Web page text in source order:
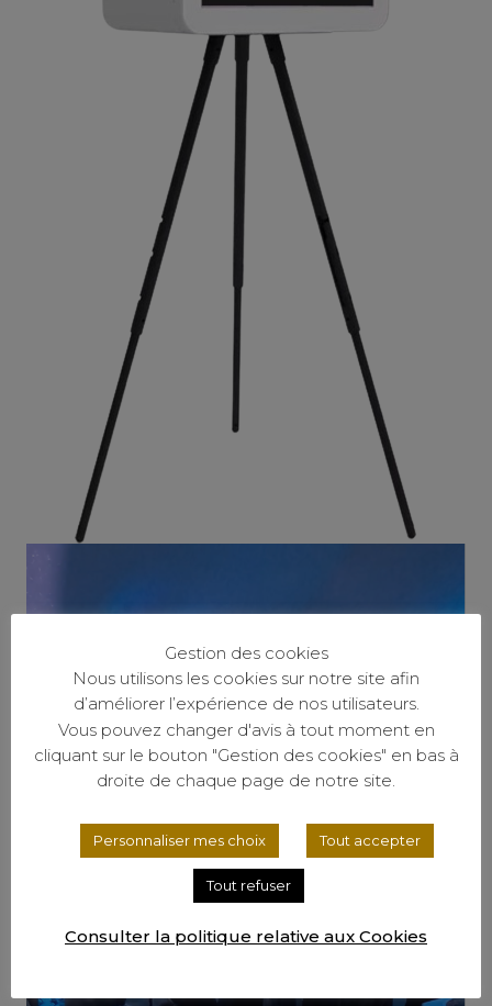
Gestion des cookies
Nous utilisons les cookies sur notre site afin
d’améliorer l’expérience de nos utilisateurs.
Vous pouvez changer d'avis à tout moment en
cliquant sur le bouton "Gestion des cookies" en bas à
droite de chaque page de notre site.
Personnaliser mes choix Tout accepter
Tout refuser
Consulter la politique relative aux Cookies